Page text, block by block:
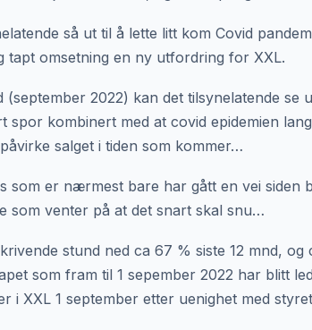
så ut til å lette litt kom Covid
tapt omsetning en ny utfordring for XXL.
(september 2022) kan det tilsynelatende se
spor kombinert med at covid epidemien
salget i tiden som kommer…
som er nærmest bare har gått en vei siden
som venter på at det snart skal snu…
stund ned ca 67 % siste 12 mnd,
som fram til 1 sepember 2022 har blitt
i XXL 1 september etter uenighet med